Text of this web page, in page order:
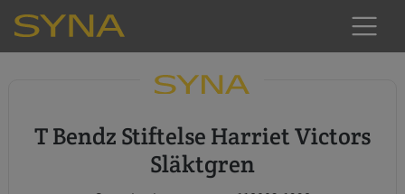
T Bendz Stiftelse Harriet Victors
Släktgren